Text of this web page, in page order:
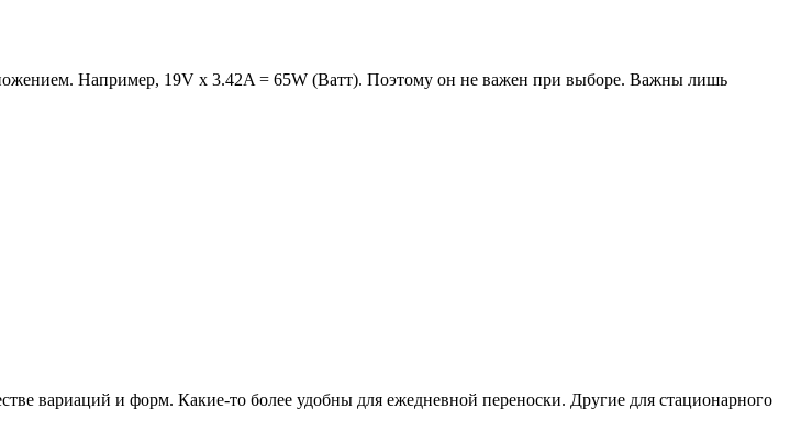
Например, 19V x 3.42A = 65W (Ватт). Поэтому он не важен при выборе. Важны лишь
вариаций и форм. Какие-то более удобны для ежедневной переноски. Другие для стационарного